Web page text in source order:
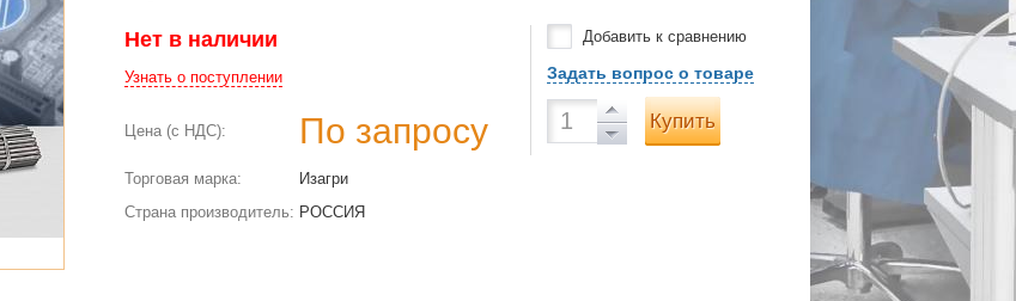
Нет в наличии
Узнать о поступлении
Цена (с НДС): По запросу
Торговая марка:
Изагри
Страна производитель: РОССИЯ
Добавить к сравнению
Задать вопрос о товаре
Купить